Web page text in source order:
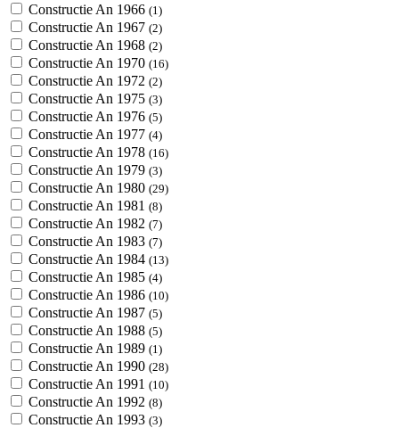
Constructie An 1966 (1)
Constructie An 1967 (2)
Constructie An 1968 (2)
Constructie An 1970 (16)
Constructie An 1972 (2)
Constructie An 1975 (3)
Constructie An 1976 (5)
Constructie An 1977 (4)
Constructie An 1978 (16)
Constructie An 1979 (3)
Constructie An 1980 (29)
Constructie An 1981 (8)
Constructie An 1982 (7)
Constructie An 1983 (7)
Constructie An 1984 (13)
Constructie An 1985 (4)
Constructie An 1986 (10)
Constructie An 1987 (5)
Constructie An 1988 (5)
Constructie An 1989 (1)
Constructie An 1990 (28)
Constructie An 1991 (10)
Constructie An 1992 (8)
Constructie An 1993 (3)